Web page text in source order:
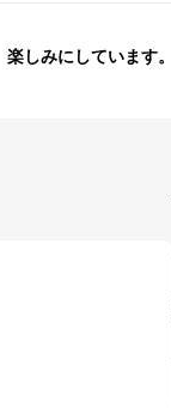
しみにしています。